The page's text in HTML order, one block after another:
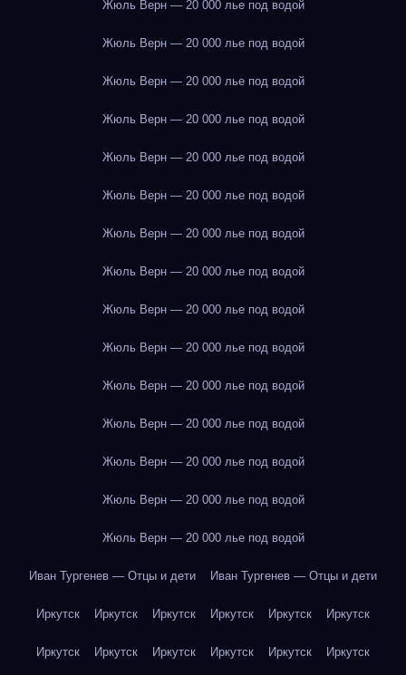
Жюль Верн — 20 000 лье под водой
Жюль Верн — 20 000 лье под водой
Жюль Верн — 20 000 лье под водой
Жюль Верн — 20 000 лье под водой
Жюль Верн — 20 000 лье под водой
Жюль Верн — 20 000 лье под водой
Жюль Верн — 20 000 лье под водой
Жюль Верн — 20 000 лье под водой
Жюль Верн — 20 000 лье под водой
Жюль Верн — 20 000 лье под водой
Жюль Верн — 20 000 лье под водой
Жюль Верн — 20 000 лье под водой
Жюль Верн — 20 000 лье под водой
Жюль Верн — 20 000 лье под водой
Жюль Верн — 20 000 лье под водой
Иван Тургенев — Отцы и дети Иван Тургенев — Отцы и дети
Иркутск Иркутск Иркутск Иркутск Иркутск Иркутск
Иркутск Иркутск Иркутск Иркутск Иркутск Иркутск